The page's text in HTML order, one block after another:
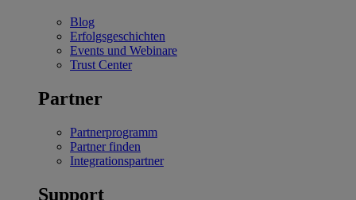
Blog
Erfolgsgeschichten
Events und Webinare
Trust Center
Partner
Partnerprogramm
Partner finden
Integrationspartner
Support